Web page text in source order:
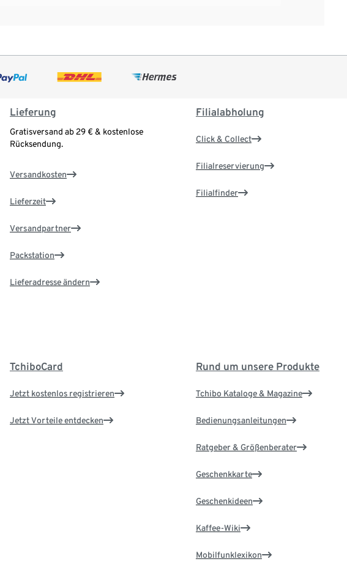
Lieferung
Gratisversand ab 29 € & kostenlose
Rücksendung.
Versandkosten
Lieferzeit
Versandpartner
Packstation
Lieferadresse ändern
Filialabholung
Click & Collect
Filialreservierung
Filialfinder
TchiboCard
Jetzt kostenlos registrieren
Jetzt Vorteile entdecken
Rund um unsere Produkte
Tchibo Kataloge & Magazine
Bedienungsanleitungen
Ratgeber & Größenberater
Geschenkkarte
Geschenkideen
Kaffee-Wiki
Mobilfunklexikon